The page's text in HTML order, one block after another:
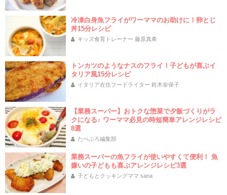
冷凍白身魚フライがワーママのお助けに！卵とじ
丼15分レシピ
キッズ食育トレーナー 藤原真希
トンカツのようなナスのフライ！子どもが喜ぶイ
タリア風15分レシピ
イタリア在住フードライター 鈴木奈保子
【業務スーパー】おトクな惣菜で夕飯づくりがラ
クになる♪ ワーママ必見の時短簡単アレンジレシピ
8選
たべぷろ編集部
業務スーパーの魚フライが使いやすくて便利！ 魚
嫌いの子どもも喜ぶアレンジレシピ3選
子どもとクッキングママ sana